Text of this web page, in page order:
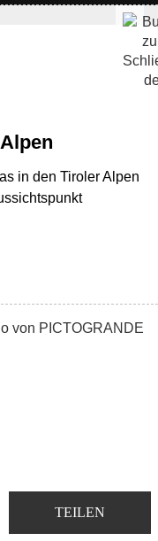
TEILEN
in den Tiroler Alpen